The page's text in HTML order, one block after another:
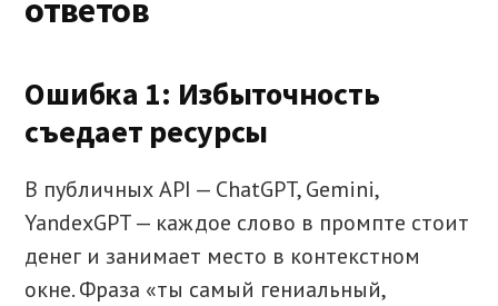
ответов
Ошибка 1: Избыточность
съедает ресурсы
В публичных API — ChatGPT, Gemini,
YandexGPT — каждое слово в промпте стоит
денег и занимает место в контекстном
окне. Фраза «ты самый гениальный,